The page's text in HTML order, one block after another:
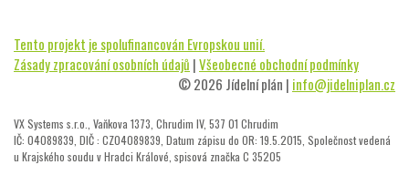
Tento projekt je spolufinancován Evropskou unií.
Zásady zpracování osobních údajů |Všeobecné obchodní podmínky
© 2026 Jídelní plán | info@jidelniplan.cz
VX Systems s.r.o., Vaňkova 1373, Chrudim IV, 537 01 Chrudim
IČ: 04089839, DIČ : CZ04089839, Datum zápisu do OR: 19.5.2015, Společnost vedená
u Krajského soudu v Hradci Králové, spisová značka C 35205